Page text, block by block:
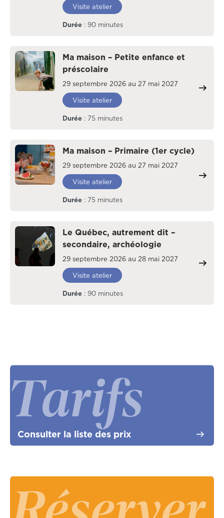
Visite atelier
Durée : 90 minutes
Ma maison – Petite enfance et
préscolaire
29 septembre 2026 au 27 mai 2027
Visite atelier
Durée : 75 minutes
Ma maison – Primaire (1er cycle)
29 septembre 2026 au 27 mai 2027
Visite atelier
Durée : 75 minutes
Le Québec, autrement dit –
secondaire, archéologie
29 septembre 2026 au 28 mai 2027
Visite atelier
Durée : 90 minutes
Consulter la liste des prix